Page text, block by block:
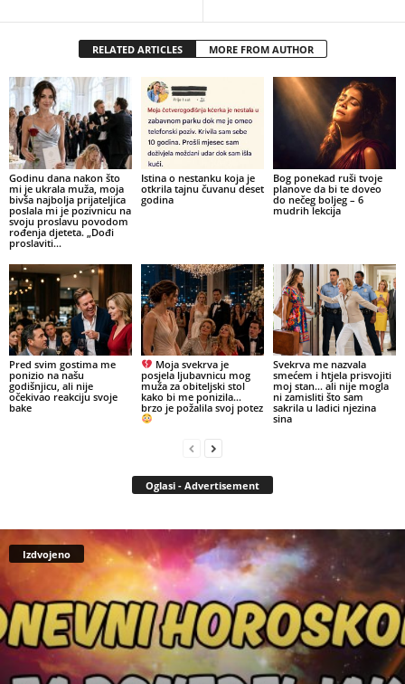
RELATED ARTICLES MORE FROM AUTHOR
Godinu dana nakon što
mi je ukrala muža, moja
bivša najbolja prijateljica
poslala mi je pozivnicu na
svoju proslavu povodom
rođenja djeteta. „Dođi
proslaviti...
Istina o nestanku koja je
otkrila tajnu čuvanu deset
godina
Bog ponekad ruši tvoje
planove da bi te doveo
do nečeg boljeg – 6
mudrih lekcija
Pred svim gostima me
ponizio na našu
godišnjicu, ali nije
očekivao reakciju svoje
bake
Moja svekrva je
posjela ljubavnicu mog
muža za obiteljski stol
kako bi me ponizila…
brzo je požalila svoj potez
Svekrva me nazvala
smećem i htjela prisvojiti
moj stan… ali nije mogla
ni zamisliti što sam
sakrila u ladici njezina
sina
Oglasi - Advertisement
Izdvojeno